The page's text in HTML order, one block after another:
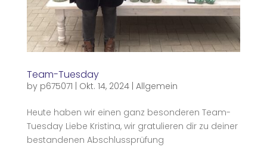
Team-Tuesday
by p675071 | Okt. 14, 2024| Allgemein
Heute haben wir einen ganz besonderen Team-
Tuesday Liebe Kristina, wir gratulieren dir zu deiner
bestandenen Abschlussprüfung